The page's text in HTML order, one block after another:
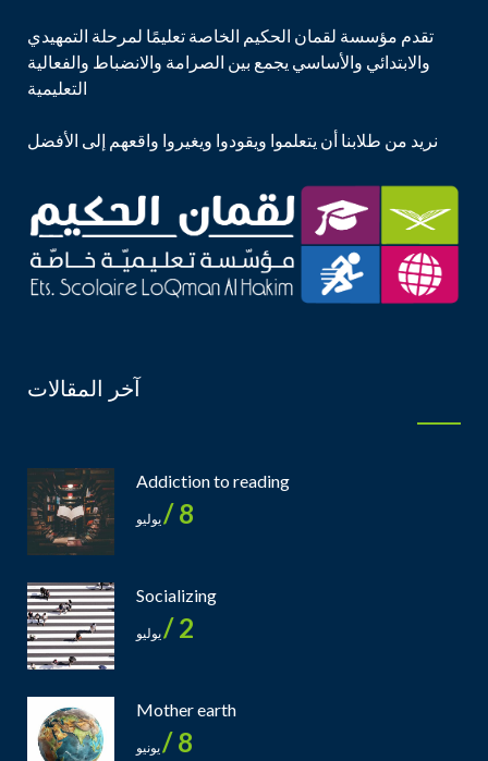
تقدم مؤسسة لقمان الحكيم الخاصة تعليمًا لمرحلة التمهيدي
والابتدائي والأساسي يجمع بين الصرامة والانضباط والفعالية
التعليمية
نريد من طلابنا أن يتعلموا ويقودوا ويغيروا واقعهم إلى الأفضل
آخر المقالات
Addiction to reading
8 / يوليو
Socializing
2 / يوليو
Mother earth
8 / يونيو